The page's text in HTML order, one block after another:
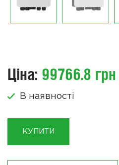
Ціна: 99766.8 грн
В наявності
КУПИТИ